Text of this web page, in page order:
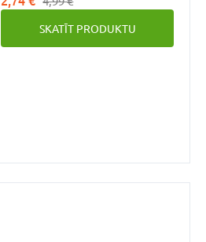
mēli, vaigus un smaganas.
SKATĪT PRODUKTU